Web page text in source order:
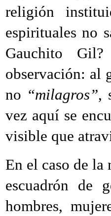
religión
espirituales no
Gauchito
observación: al
no “milagros”,
vez aquí se
visible que
En el caso de la
escuadrón de
hombres,